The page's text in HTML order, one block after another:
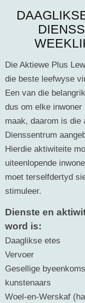
Die Aktiewe Plus
die beste leefwyse
Een van die
dus om elke
maak, daarom is die
Dienssentrum
Hierdie aktiwiteite
uiteenlopende
moet terselfdertyd
stimuleer.
Dienste en
word is:
Daaglikse etes
Vervoer
Gesellige
kunstenaars
Woel-en-Werskaf